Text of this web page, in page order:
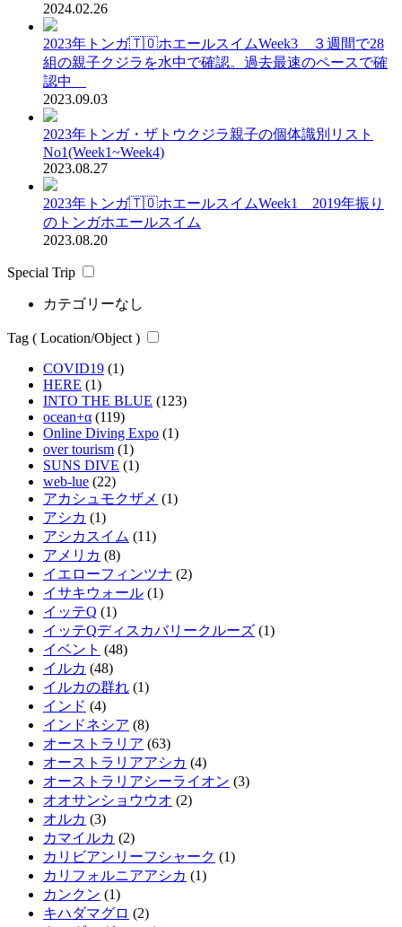
2024.02.26
2023年トンガ🇹🇴ホエールスイムWeek3 ３週間で28
組の親子クジラを水中で確認。過去最速のペースで確
認中
2023.09.03
2023年トンガ・ザトウクジラ親子の個体識別リスト
No1(Week1~Week4)
2023.08.27
2023年トンガ🇹🇴ホエールスイムWeek1 2019年振り
のトンガホエールスイム
2023.08.20
Special Trip
カテゴリーなし
Tag ( Location/Object )
COVID19 (1)
HERE (1)
INTO THE BLUE (123)
ocean+α (119)
Online Diving Expo (1)
over tourism (1)
SUNS DIVE (1)
web-lue (22)
アカシュモクザメ (1)
アシカ (1)
アシカスイム (11)
アメリカ (8)
イエローフィンツナ (2)
イサキウォール (1)
イッテQ (1)
イッテQディスカバリークルーズ (1)
イベント (48)
イルカ (48)
イルカの群れ (1)
インド (4)
インドネシア (8)
オーストラリア (63)
オーストラリアアシカ (4)
オーストラリアシーライオン (3)
オオサンショウウオ (2)
オルカ (3)
カマイルカ (2)
カリビアンリーフシャーク (1)
カリフォルニアアシカ (1)
カンクン (1)
キハダマグロ (2)